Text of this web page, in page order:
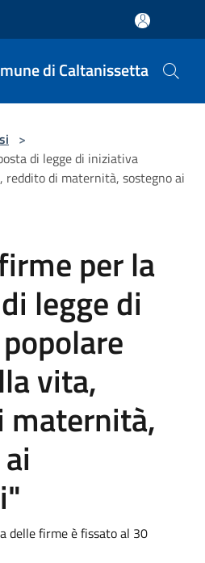
di Caltanissetta
>
di legge di iniziativa
reddito di maternità, sostegno ai
per la
legge di
vita,
maternità,
delle firme è fissato al 30